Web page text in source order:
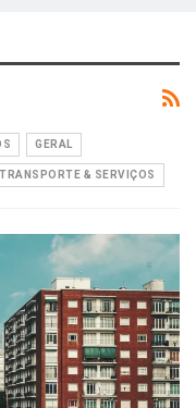
GERAL
TRANSPORTE & SERVIÇOS